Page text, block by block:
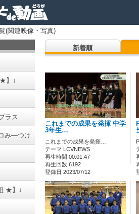
(関連映像・写真)
】↓
ラス
み―つけ
★】↓
新着順
これまでの成果を発揮 中学
3年生…
これまでの成果を発揮…
テーマ LCVNEWS
再生時間 00:01:47
再生回数 6192
登録日 2023/07/12